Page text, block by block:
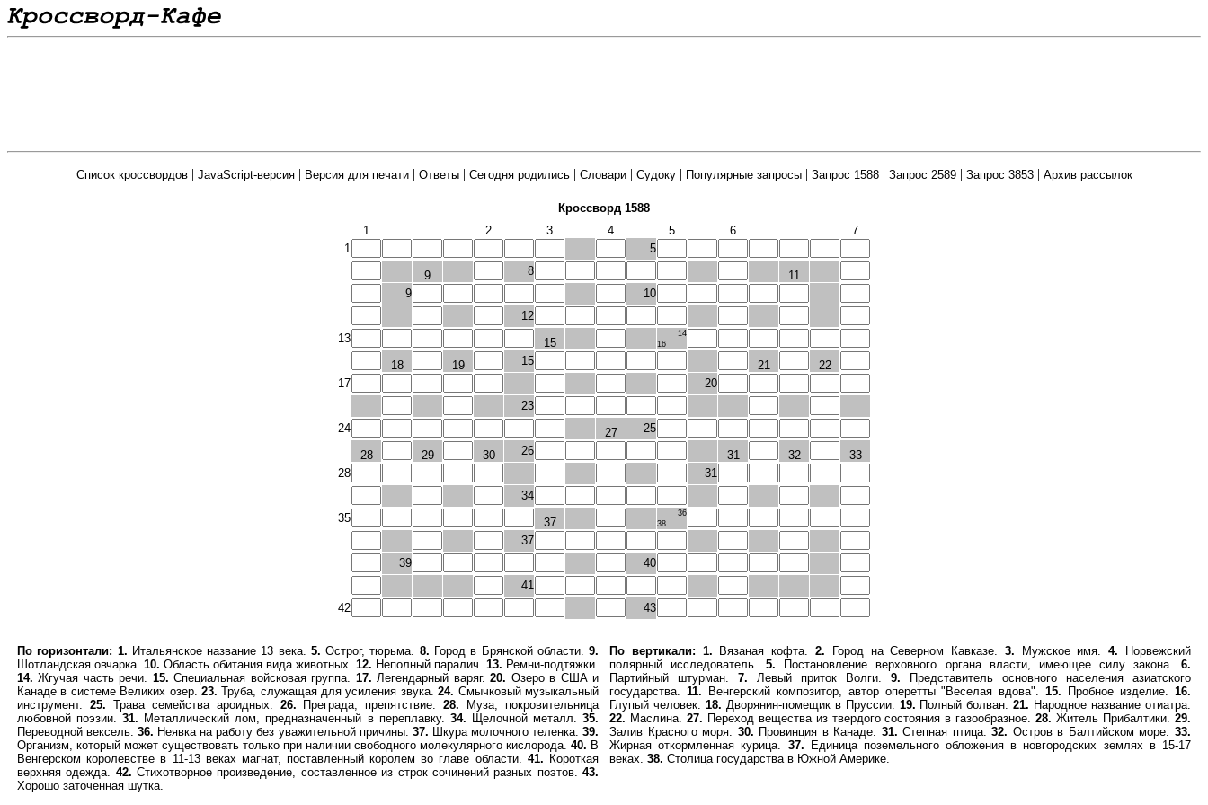
Список кроссвордов| JavaScript-версия| Версия для печати| Ответы| Сегодня родились| Словари| Судоку| Популярные запросы| Запрос 1588| Запрос 2589| Запрос 3853| Архив рассылок
Кроссворд 1588
1
2 3 4 5 6
7
1
5
9
8
11
9
10
12
13
15
14
16
18 19 15 21
22
17
20
23
24
27
25
28
29 30 26 31 32
33
28
31
34
35
37
36
38
37
39
40
41
42
43
По горизонтали: 1. Итальянское название 13 века. 5. Острог, тюрьма. 8. Город в Брянской области.9.
Шотландская овчарка. 10. Область обитания вида животных. 12. Неполный паралич. 13. Ремни-подтяжки.
14. Жгучая часть речи. 15. Специальная войсковая группа. 17. Легендарный варяг.20. Озеро в США и
Канаде в системе Великих озер. 23. Труба, служащая для усиления звука.24. Смычковый музыкальный
инструмент. 25. Трава семейства ароидных. 26. Преграда, препятствие.28. Муза, покровительница
любовной поэзии.31. Металлический лом, предназначенный в переплавку. 34. Щелочной металл.35.
Переводной вексель.36. Неявка на работу без уважительной причины. 37. Шкура молочного теленка.39.
Организм, который может существовать только при наличии свободного молекулярного кислорода. 40. В
Венгерском королевстве в 11-13 веках магнат, поставленный королем во главе области. 41. Короткая
верхняя одежда. 42. Стихотворное произведение, составленное из строк сочинений разных поэтов.43.
Хорошо заточенная шутка.
По вертикали: 1. Вязаная кофта. 2. Город на Северном Кавказе. 3. Мужское имя.4. Норвежский
полярный исследователь.5. Постановление верховного органа власти, имеющее силу закона.6.
Партийный штурман. 7. Левый приток Волги. 9. Представитель основного населения азиатского
государства. 11. Венгерский композитор, автор оперетты "Веселая вдова".15. Пробное изделие.16.
Глупый человек. 18. Дворянин-помещик в Пруссии. 19. Полный болван.21. Народное название отиатра.
22. Маслина. 27. Переход вещества из твердого состояния в газообразное.28. Житель Прибалтики.29.
Залив Красного моря. 30. Провинция в Канаде. 31. Степная птица.32. Остров в Балтийском море.33.
Жирная откормленная курица. 37. Единица поземельного обложения в новгородских землях в 15-17
веках. 38. Столица государства в Южной Америке.